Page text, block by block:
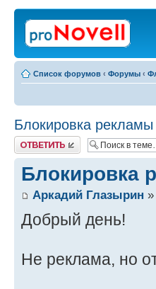
Список форумов ‹ Форумы ‹
Блокировка
Ответить
Блокировка
Аркадий Глазырин
Добрый день!
Не реклама, но